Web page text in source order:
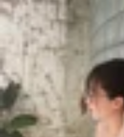
Tin Mới
Tin Mới
Đánh Giá - Trên Tay
Thủ thuật
hàng - Sự kiện
iPhone 17 ra mắt:
ProMotion 120Hz,
nhớ từ 256GB
Triệu Vy